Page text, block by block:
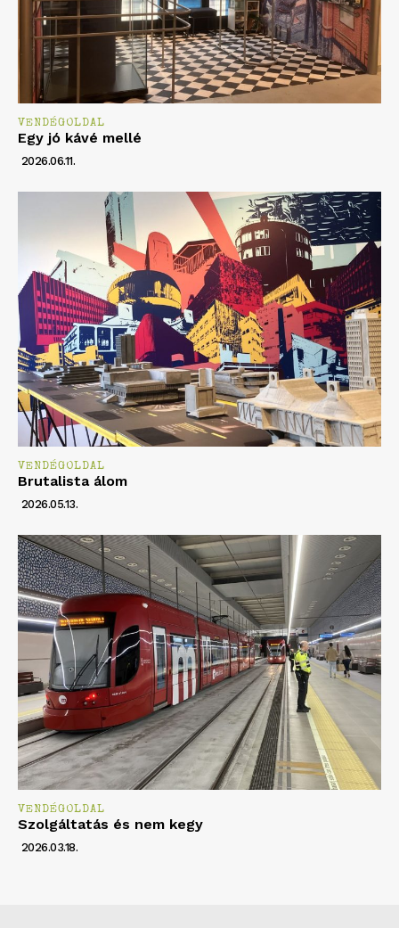
VENDÉGOLDAL
Egy jó kávé mellé
2026.06.11.
VENDÉGOLDAL
Brutalista álom
2026.05.13.
VENDÉGOLDAL
Szolgáltatás és nem kegy
2026.03.18.